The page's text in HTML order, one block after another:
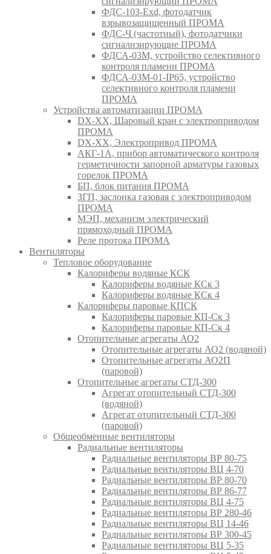
ФДС-103-Ехd, фотодатчик
взрывозащищенный ПРОМА
ФДС-Ч (частотный), фотодатчики
сигнализирующие ПРОМА
ФДСА-03М, устройство селективного
контроля пламени ПРОМА
ФДСА-03М-01-IP65, устройство
селективного контроля пламени
ПРОМА
Устройства автоматизации ПРОМА
DX-XX, Шаровый кран c электроприводом
ПРОМА
DX-XX, Электропривод ПРОМА
АКГ-1А, прибор автоматического контроля
герметичности запорной арматуры газовых
горелок ПРОМА
БП, блок питания ПРОМА
ЗГП, заслонка газовая с электроприводом
ПРОМА
МЭП, механизм электрический
прямоходный ПРОМА
Реле протока ПРОМА
Вентиляторы
Тепловое оборудование
Калориферы водяные КСК
Калориферы водяные КСк 3
Калориферы водяные КСк 4
Калориферы паровые КПСК
Калориферы паровые КП-Ск 3
Калориферы паровые КП-Ск 4
Отопительные агрегаты АО2
Отопительные агрегаты АО2 (водяной)
Отопительные агрегаты АО2П
(паровой)
Отопительные агрегаты СТД-300
Агрегат отопительный СТД-300
(водяной)
Агрегат отопительный СТД-300
(паровой)
Общеобменные вентиляторы
Радиальные вентиляторы
Радиальные вентиляторы ВР 80-75
Радиальные вентиляторы ВЦ 4-70
Радиальные вентиляторы ВР 80-70
Радиальные вентиляторы ВР 86-77
Радиальные вентиляторы ВЦ 4-75
Радиальные вентиляторы ВР 280-46
Радиальные вентиляторы ВЦ 14-46
Радиальные вентиляторы ВР 300-45
Радиальные вентиляторы ВЦ 5-35